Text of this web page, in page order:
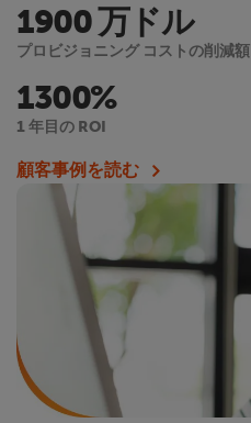
1900 万ドル
プロビジョニング コストの削減額
1300%
1 年目の ROI
顧客事例を読む